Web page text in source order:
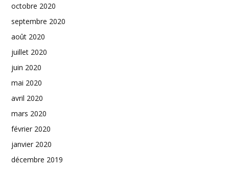
octobre 2020
septembre 2020
août 2020
juillet 2020
juin 2020
mai 2020
avril 2020
mars 2020
février 2020
janvier 2020
décembre 2019